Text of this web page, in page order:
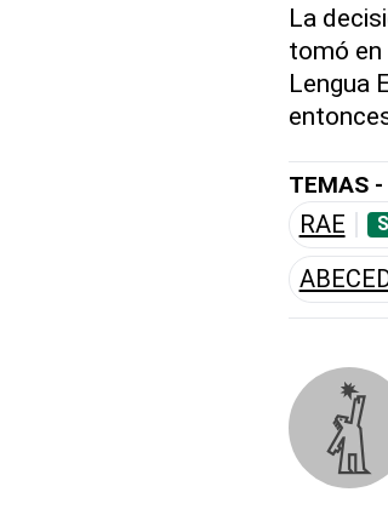
La
tomó en
Lengua
TEMAS -
RAE